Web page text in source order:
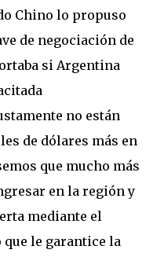
Chino lo propuso
de negociación de
si Argentina
no están
de dólares más en
que mucho más
en la región y
mediante el
le garantice la